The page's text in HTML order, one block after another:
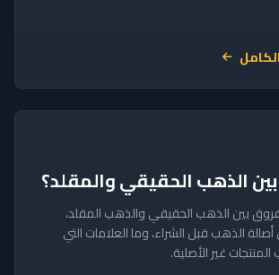
الذهب الحقيقي والمقلد؟
بين الذهب الحقيقي والذهب المقلد،
الذهب قبل الشراء، وما العلامات التي
غير الأصلية.